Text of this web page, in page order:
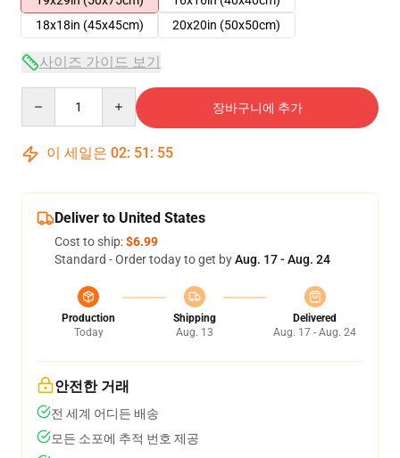
18x18in (45x45cm)
20x20in (50x50cm)
사이즈 가이드 보기
장바구니에 추가
이 세일은 02: 51 : 54
Deliver to United States
Cost to ship:$6.99
Standard - Order today to get byAug. 17 - Aug. 24
Production
Today
Shipping
Aug. 13
Delivered
Aug. 17 - Aug. 24
안전한 거래
전 세계 어디든 배송
모든 소포에 추적 번호 제공